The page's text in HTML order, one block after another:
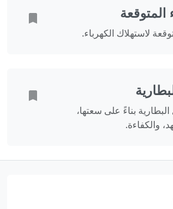
المتوقعة
لاستهلاك الكهرباء.
بناءً على سعتها،
والكفاءة.